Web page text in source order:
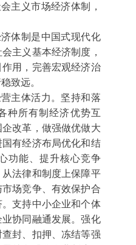
主义市场经济体制，
体制是中国式现代化
主义基本经济制度，
用，完善宏观经济治
致远。
营主体活力。坚持和落
种所有制经济优势互
改革，做强做优做大
有经济布局优化和结
功能、提升核心竞争
法律和制度上保障平
场竞争、有效保护合
支持中小企业和个体
协同融通发展。强化
封、扣押、冻结等强